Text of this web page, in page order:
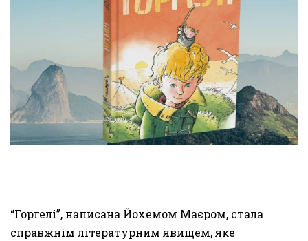
“Горгелі”, написана Йохемом Маєром, стала
справжнім літературним явищем, яке